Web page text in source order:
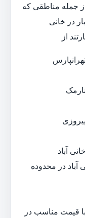
جمله مناطقی که
در خانی
از
آباد
آباد در محدوده
با قیمت مناسب در